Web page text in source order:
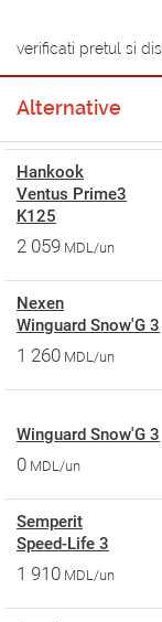
verificati pretul si
Alternative
Hankook
Ventus Prime3
K125
2 059 MDL/un
Nexen
Winguard Snow'G 3
1 260 MDL/un
Winguard Snow'G 3
0 MDL/un
Semperit
Speed-Life 3
1 910 MDL/un